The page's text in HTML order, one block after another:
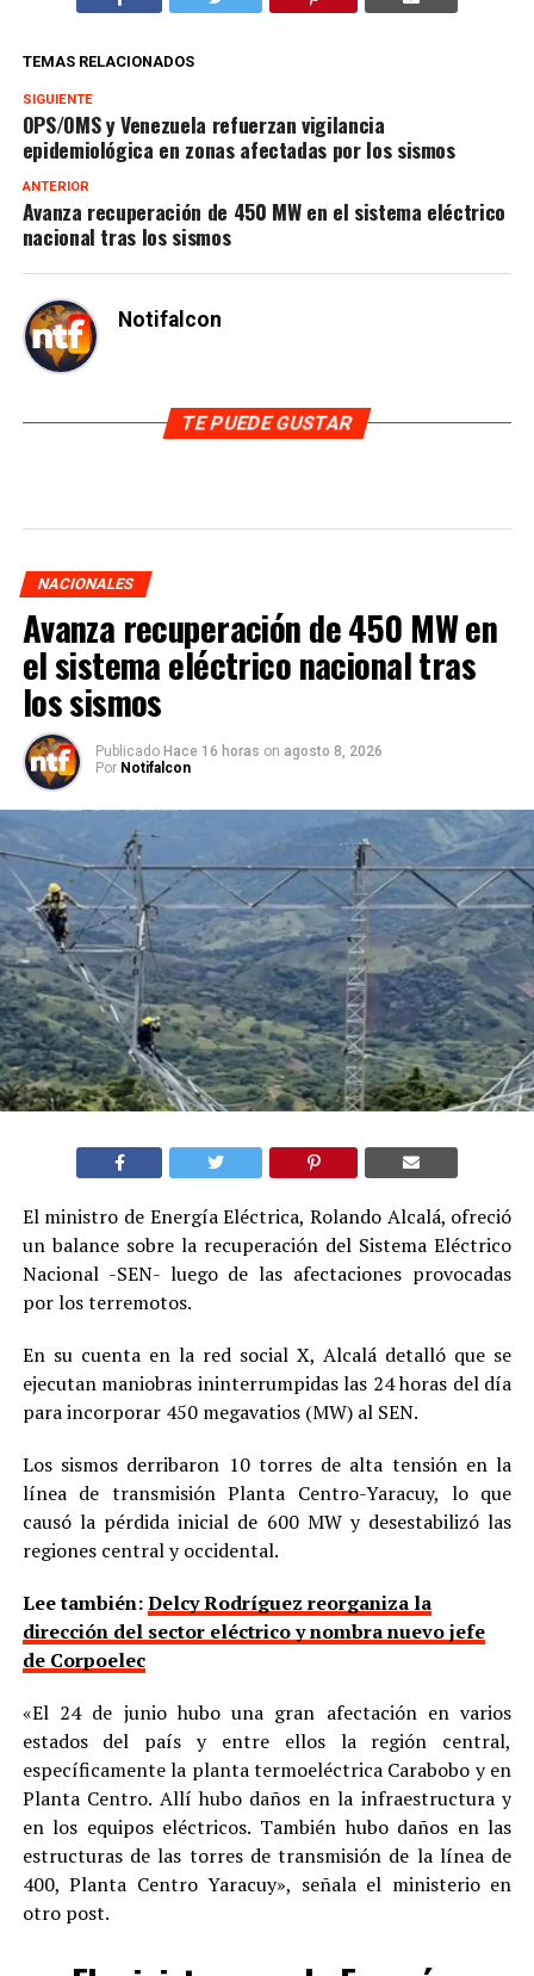
TEMAS RELACIONADOS
SIGUIENTE
OPS/OMS y Venezuela refuerzan vigilancia
epidemiológica en zonas afectadas por los sismos
ANTERIOR
Avanza recuperación de 450 MW en el sistema eléctrico
nacional tras los sismos
Notifalcon
TE PUEDE GUSTAR
NACIONALES
Avanza recuperación de 450 MW en
el sistema eléctrico nacional tras
los sismos
Publicado Hace 16 horas on agosto 8, 2026
Por Notifalcon
El ministro de Energía Eléctrica, Rolando Alcalá, ofreció
un balance sobre la recuperación del Sistema Eléctrico
Nacional -SEN- luego de las afectaciones provocadas
por los terremotos.
En su cuenta en la red social X, Alcalá detalló que se
ejecutan maniobras ininterrumpidas las 24 horas del día
para incorporar 450 megavatios (MW) al SEN.
Los sismos derribaron 10 torres de alta tensión en la
línea de transmisión Planta Centro-Yaracuy, lo que
causó la pérdida inicial de 600 MW y desestabilizó las
regiones central y occidental.
Lee también:Delcy Rodríguez reorganiza la
dirección del sector eléctrico y nombra nuevo jefe
de Corpoelec
«El 24 de junio hubo una gran afectación en varios
estados del país y entre ellos la región central,
específicamente la planta termoeléctrica Carabobo y en
Planta Centro. Allí hubo daños en la infraestructura y
en los equipos eléctricos. También hubo daños en las
estructuras de las torres de transmisión de la línea de
400, Planta Centro Yaracuy», señala el ministerio en
otro post.